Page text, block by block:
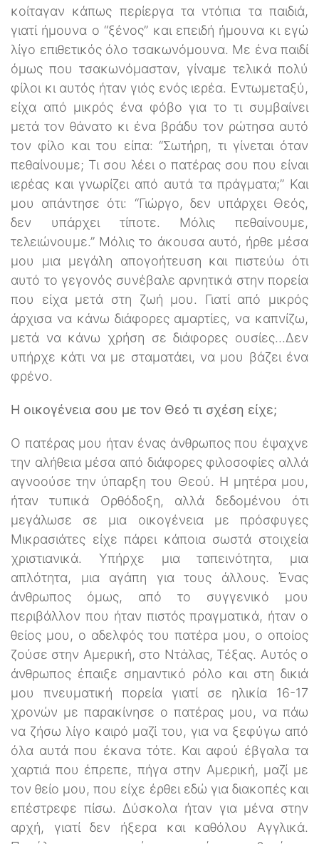
κοίταγαν κάπως περίεργα τα ντόπια τα παιδιά,
γιατί ήμουνα ο “ξένος” και επειδή ήμουνα κι εγώ
λίγο επιθετικός όλο τσακωνόμουνα. Με ένα παιδί
όμως που τσακωνόμασταν, γίναμε τελικά πολύ
φίλοι κι αυτός ήταν γιός ενός ιερέα. Εντωμεταξύ,
είχα από μικρός ένα φόβο για το τι συμβαίνει
μετά τον θάνατο κι ένα βράδυ τον ρώτησα αυτό
τον φίλο και του είπα: “Σωτήρη, τι γίνεται όταν
πεθαίνουμε; Τι σου λέει ο πατέρας σου που είναι
ιερέας και γνωρίζει από αυτά τα πράγματα;” Και
μου απάντησε ότι: “Γιώργο, δεν υπάρχει Θεός,
δεν υπάρχει τίποτε. Μόλις πεθαίνουμε,
τελειώνουμε.” Μόλις το άκουσα αυτό, ήρθε μέσα
μου μια μεγάλη απογοήτευση και πιστεύω ότι
αυτό το γεγονός συνέβαλε αρνητικά στην πορεία
που είχα μετά στη ζωή μου. Γιατί από μικρός
άρχισα να κάνω διάφορες αμαρτίες, να καπνίζω,
μετά να κάνω χρήση σε διάφορες ουσίες...Δεν
υπήρχε κάτι να με σταματάει, να μου βάζει ένα
φρένο.
Η οικογένεια σου με τον Θεό τι σχέση είχε;
Ο πατέρας μου ήταν ένας άνθρωπος που έψαχνε
την αλήθεια μέσα από διάφορες φιλοσοφίες αλλά
αγνοούσε την ύπαρξη του Θεού. Η μητέρα μου,
ήταν τυπικά Ορθόδοξη, αλλά δεδομένου ότι
μεγάλωσε σε μια οικογένεια με πρόσφυγες
Μικρασιάτες είχε πάρει κάποια σωστά στοιχεία
χριστιανικά. Υπήρχε μια ταπεινότητα, μια
απλότητα, μια αγάπη για τους άλλους. Ένας
άνθρωπος όμως, από το συγγενικό μου
περιβάλλον που ήταν πιστός πραγματικά, ήταν ο
θείος μου, ο αδελφός του πατέρα μου, ο οποίος
ζούσε στην Αμερική, στο Ντάλας, Τέξας. Αυτός ο
άνθρωπος έπαιξε σημαντικό ρόλο και στη δικιά
μου πνευματική πορεία γιατί σε ηλικία 16-17
χρονών με παρακίνησε ο πατέρας μου, να πάω
να ζήσω λίγο καιρό μαζί του, για να ξεφύγω από
όλα αυτά που έκανα τότε. Και αφού έβγαλα τα
χαρτιά που έπρεπε, πήγα στην Αμερική, μαζί με
τον θείο μου, που είχε έρθει εδώ για διακοπές και
επέστρεφε πίσω. Δύσκολα ήταν για μένα στην
αρχή, γιατί δεν ήξερα και καθόλου Αγγλικά.